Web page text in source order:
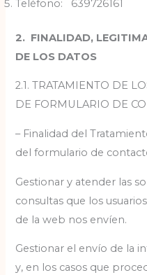
Teléfono: 639726161
2. FINALIDAD,
DE LOS DATOS
2.1. TRATAMIENTO DE
DE FORMULARIO DE
– Finalidad del
del formulario de
Gestionar y atender las
consultas que los
de la web nos envíen.
Gestionar el envío de la
y, en los casos que